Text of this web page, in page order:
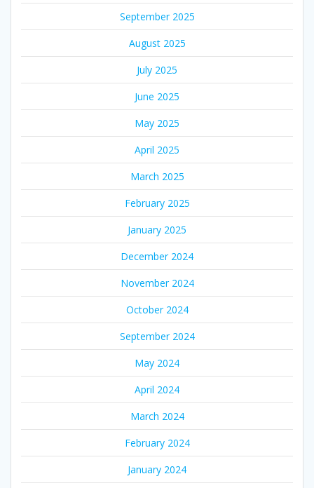
September 2025
August 2025
July 2025
June 2025
May 2025
April 2025
March 2025
February 2025
January 2025
December 2024
November 2024
October 2024
September 2024
May 2024
April 2024
March 2024
February 2024
January 2024